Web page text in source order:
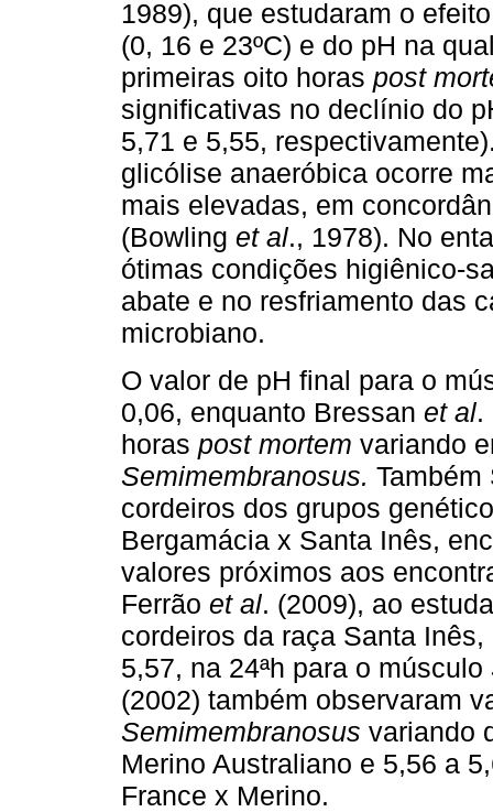
1989), que estudaram o
(0, 16 e 23ºC) e do pH na
primeiras oito horas post
significativas no declínio do
5,71 e 5,55,
glicólise anaeróbica ocorre
mais elevadas, em
(Bowling et al., 1978). No
ótimas condições higiênico-
abate e no resfriamento das
microbiano.
O valor de pH final para o
0,06, enquanto Bressan et al.
horas post mortem variando
Semimembranosus.
cordeiros dos grupos
Bergamácia x Santa Inês,
valores próximos aos
Ferrão et al. (2009), ao
cordeiros da raça Santa
5,57, na 24ªh para o músculo
(2002) também observaram
Semimembranosus variando
Merino Australiano e 5,56 a
France x Merino.